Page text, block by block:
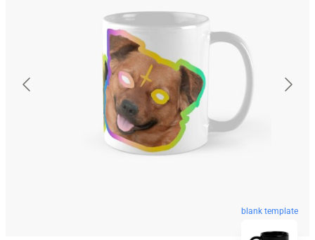
blank template